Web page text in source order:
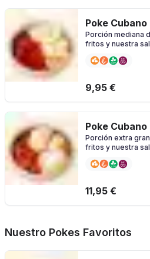
Poke
Porción mediana
fritos y nuestra
9,95 €
Poke Cubano
Porción extra
fritos y nuestra
11,95 €
Nuestro Pokes Favoritos